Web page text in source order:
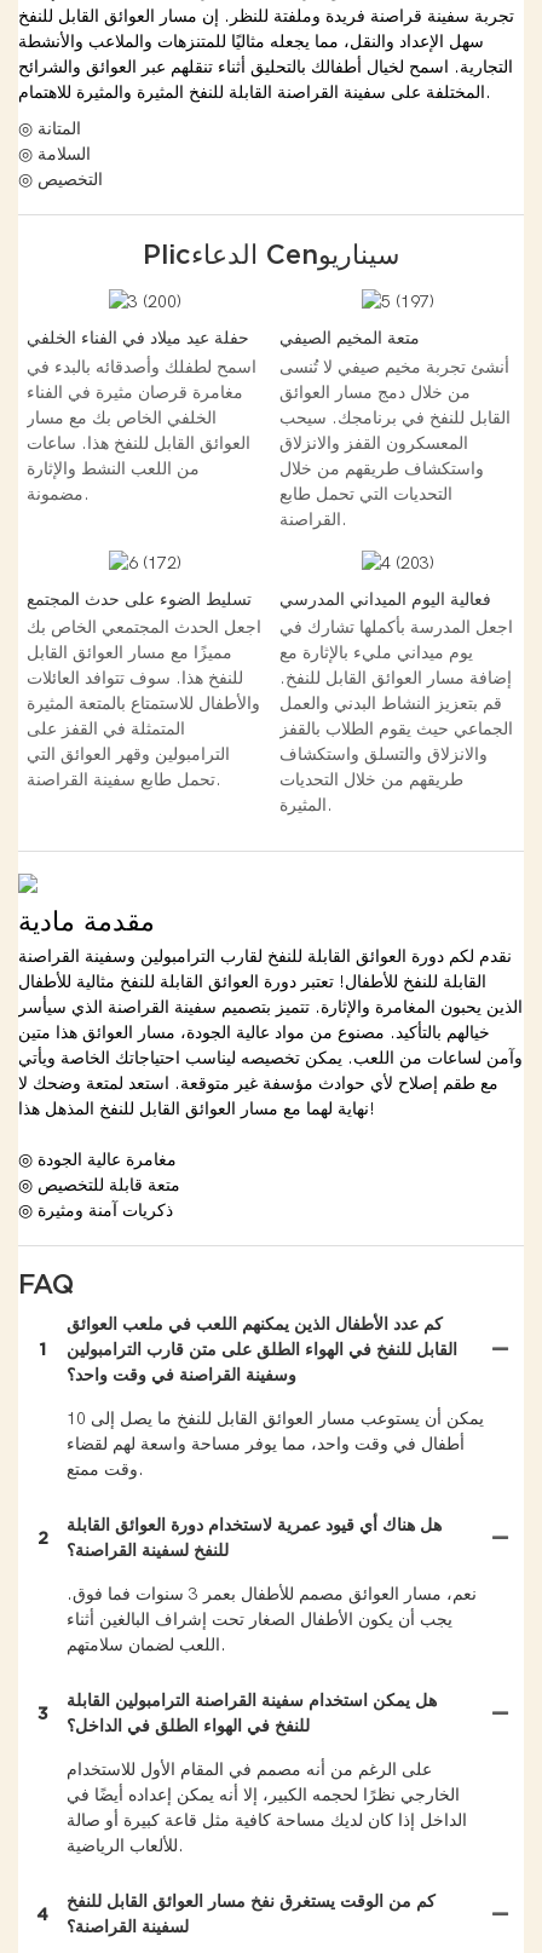
تجربة سفينة قراصنة فريدة وملفتة للنظر. إن مسار العوائق القابل للنفخ
سهل الإعداد والنقل، مما يجعله مثاليًا للمتنزهات والملاعب والأنشطة
التجارية. اسمح لخيال أطفالك بالتحليق أثناء تنقلهم عبر العوائق والشرائح
المختلفة على سفينة القراصنة القابلة للنفخ المثيرة والمثيرة للاهتمام.
◎ المتانة
◎ السلامة
◎ التخصيص
Plicالدعاء Cenسيناريو
حفلة عيد ميلاد في الفناء الخلفي
اسمح لطفلك وأصدقائه بالبدء في
مغامرة قرصان مثيرة في الفناء
الخلفي الخاص بك مع مسار
العوائق القابل للنفخ هذا. ساعات
من اللعب النشط والإثارة
مضمونة.
متعة المخيم الصيفي
أنشئ تجربة مخيم صيفي لا تُنسى
من خلال دمج مسار العوائق
القابل للنفخ في برنامجك. سيحب
المعسكرون القفز والانزلاق
واستكشاف طريقهم من خلال
التحديات التي تحمل طابع
القراصنة.
تسليط الضوء على حدث المجتمع
اجعل الحدث المجتمعي الخاص بك
مميزًا مع مسار العوائق القابل
للنفخ هذا. سوف تتوافد العائلات
والأطفال للاستمتاع بالمتعة المثيرة
المتمثلة في القفز على
الترامبولين وقهر العوائق التي
تحمل طابع سفينة القراصنة.
فعالية اليوم الميداني المدرسي
اجعل المدرسة بأكملها تشارك في
يوم ميداني مليء بالإثارة مع
إضافة مسار العوائق القابل للنفخ.
قم بتعزيز النشاط البدني والعمل
الجماعي حيث يقوم الطلاب بالقفز
والانزلاق والتسلق واستكشاف
طريقهم من خلال التحديات
المثيرة.
مقدمة مادية
نقدم لكم دورة العوائق القابلة للنفخ لقارب الترامبولين وسفينة القراصنة
القابلة للنفخ للأطفال! تعتبر دورة العوائق القابلة للنفخ مثالية للأطفال
الذين يحبون المغامرة والإثارة. تتميز بتصميم سفينة القراصنة الذي سيأسر
خيالهم بالتأكيد. مصنوع من مواد عالية الجودة، مسار العوائق هذا متين
وآمن لساعات من اللعب. يمكن تخصيصه ليناسب احتياجاتك الخاصة ويأتي
مع طقم إصلاح لأي حوادث مؤسفة غير متوقعة. استعد لمتعة وضحك لا
نهاية لهما مع مسار العوائق القابل للنفخ المذهل هذا!
◎ متعة قابلة للتخصيص
◎ ذكريات آمنة ومثيرة
FAQ
1
كم عدد الأطفال الذين يمكنهم اللعب في ملعب العوائق
القابل للنفخ في الهواء الطلق على متن قارب الترامبولين
وسفينة القراصنة في وقت واحد؟
يمكن أن يستوعب مسار العوائق القابل للنفخ ما يصل إلى 10
أطفال في وقت واحد، مما يوفر مساحة واسعة لهم لقضاء
وقت ممتع.
2
هل هناك أي قيود عمرية لاستخدام دورة العوائق القابلة
للنفخ لسفينة القراصنة؟
نعم، مسار العوائق مصمم للأطفال بعمر 3 سنوات فما فوق.
يجب أن يكون الأطفال الصغار تحت إشراف البالغين أثناء
اللعب لضمان سلامتهم.
3
هل يمكن استخدام سفينة القراصنة الترامبولين القابلة
للنفخ في الهواء الطلق في الداخل؟
على الرغم من أنه مصمم في المقام الأول للاستخدام
الخارجي نظرًا لحجمه الكبير، إلا أنه يمكن إعداده أيضًا في
الداخل إذا كان لديك مساحة كافية مثل قاعة كبيرة أو صالة
للألعاب الرياضية.
4
كم من الوقت يستغرق نفخ مسار العوائق القابل للنفخ
لسفينة القراصنة؟